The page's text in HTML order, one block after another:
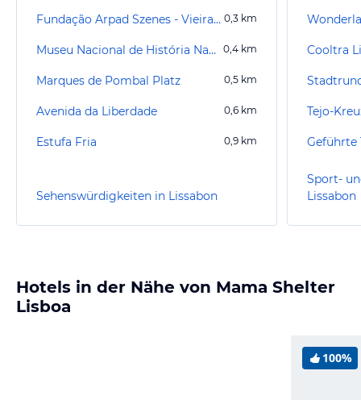
Fundação Arpad Szenes - Vieira da Silva 0,3 km
Museu Nacional de História Natural e da Ciência 0,4 km
Marques de Pombal Platz 0,5 km
Avenida da Liberdade 0,6 km
Estufa Fria 0,9 km
Sehenswürdigkeiten in Lissabon
Cooltra
Tejo-
Sport-
Lissabon
Hotels in der Nähe von Mama Shelter
Lisboa
100%